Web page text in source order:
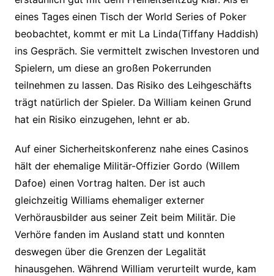
eines Tages einen Tisch der World Series of Poker
beobachtet, kommt er mit La Linda(Tiffany Haddish)
ins Gespräch. Sie vermittelt zwischen Investoren und
Spielern, um diese an großen Pokerrunden
teilnehmen zu lassen. Das Risiko des Leihgeschäfts
trägt natürlich der Spieler. Da William keinen Grund
hat ein Risiko einzugehen, lehnt er ab.
Auf einer Sicherheitskonferenz nahe eines Casinos
hält der ehemalige Militär-Offizier Gordo (Willem
Dafoe) einen Vortrag halten. Der ist auch
gleichzeitig Williams ehemaliger externer
Verhörausbilder aus seiner Zeit beim Militär. Die
Verhöre fanden im Ausland statt und konnten
deswegen über die Grenzen der Legalität
hinausgehen. Während William verurteilt wurde, kam